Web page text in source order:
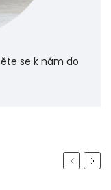
se k nám do
Previous
Next